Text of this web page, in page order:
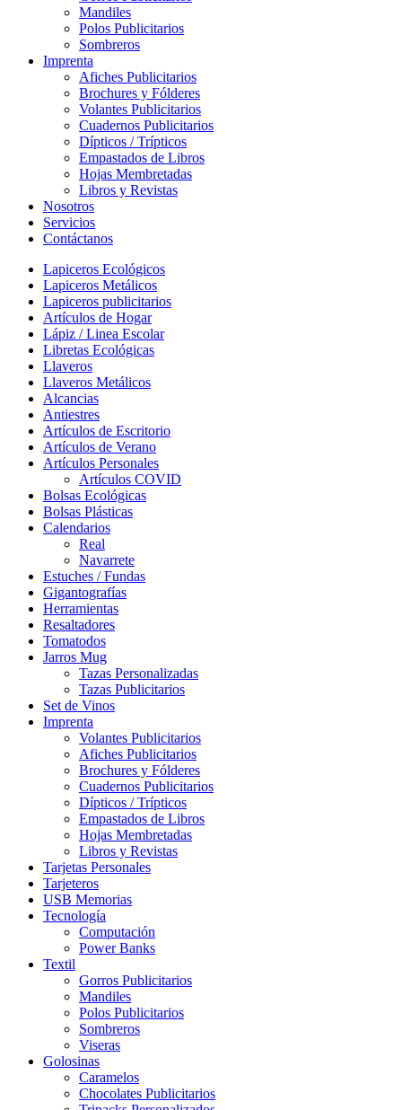
Mandiles
Polos Publicitarios
Sombreros
Imprenta
Afiches Publicitarios
Brochures y Fólderes
Volantes Publicitarios
Cuadernos Publicitarios
Dípticos / Trípticos
Empastados de Libros
Hojas Membretadas
Libros y Revistas
Nosotros
Servicios
Contáctanos
Lapiceros Ecológicos
Lapiceros Metálicos
Lapiceros publicitarios
Artículos de Hogar
Lápiz / Linea Escolar
Libretas Ecológicas
Llaveros
Llaveros Metálicos
Alcancias
Antiestres
Artículos de Escritorio
Artículos de Verano
Artículos Personales
Artículos COVID
Bolsas Ecológicas
Bolsas Plásticas
Calendarios
Real
Navarrete
Estuches / Fundas
Gigantografías
Herramientas
Resaltadores
Tomatodos
Jarros Mug
Tazas Personalizadas
Tazas Publicitarios
Set de Vinos
Imprenta
Volantes Publicitarios
Afiches Publicitarios
Brochures y Fólderes
Cuadernos Publicitarios
Dípticos / Trípticos
Empastados de Libros
Hojas Membretadas
Libros y Revistas
Tarjetas Personales
Tarjeteros
USB Memorias
Tecnología
Computación
Power Banks
Textil
Gorros Publicitarios
Mandiles
Polos Publicitarios
Sombreros
Viseras
Golosinas
Caramelos
Chocolates Publicitarios